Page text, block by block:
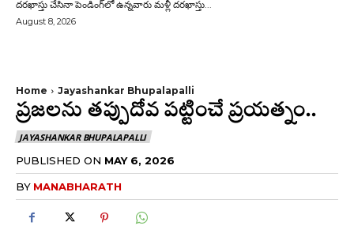
దరఖాస్తు చేసినా పెండింగ్‌లో ఉన్నవారు మళ్లీ దరఖాస్తు...
August 8, 2026